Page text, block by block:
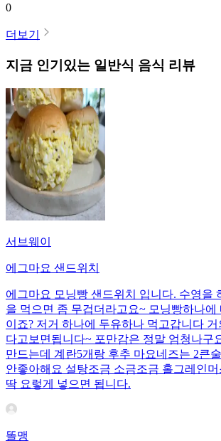
0
더보기
지금 인기있는 일반식 음식 리뷰
서브웨이
에그마요 샌드위치
에그마요 모닝빵 샌드위치 입니다. 수영을
을 먹으면 좀 무겁더라고요~ 모닝빵하나에
이죠? 저거 하나에 두유하나 먹고갑니다
다고보면됩니다~ 포만감은 정말 엄청나구
만드는데 계란5개랑 후추 마요네즈는 2큰
안좋아해요 설탕조금 소금조금 홀그레인
딱 요렇게 넣으면 됩니다.
똘맹